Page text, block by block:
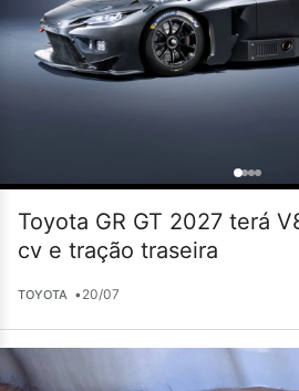
Toyota GR GT 2027 terá
cv e tração traseira
TOYOTA •20/07